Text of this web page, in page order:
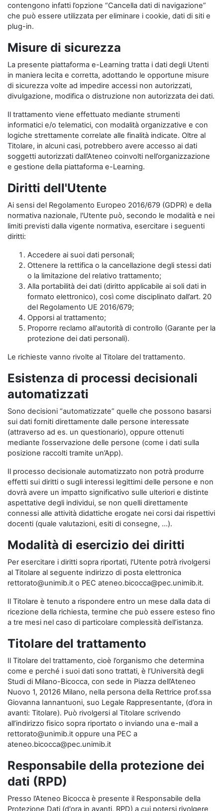
contengono infatti l’opzione “Cancella dati di navigazione”
che può essere utilizzata per eliminare i cookie, dati di siti e
plug-in.
Misure di sicurezza
La presente piattaforma e-Learning tratta i dati degli Utenti
in maniera lecita e corretta, adottando le opportune misure
di sicurezza volte ad impedire accessi non autorizzati,
divulgazione, modifica o distruzione non autorizzata dei dati.
Il trattamento viene effettuato mediante strumenti
informatici e/o telematici, con modalità organizzative e con
logiche strettamente correlate alle finalità indicate. Oltre al
Titolare, in alcuni casi, potrebbero avere accesso ai dati
soggetti autorizzati dall’Ateneo coinvolti nell’organizzazione
e gestione della piattaforma e-Learning.
Diritti dell'Utente
Ai sensi del Regolamento Europeo 2016/679 (GDPR) e della
normativa nazionale, l'Utente può, secondo le modalità e nei
limiti previsti dalla vigente normativa, esercitare i seguenti
diritti:
Accedere ai suoi dati personali;
Ottenere la rettifica o la cancellazione degli stessi dati
o la limitazione del relativo trattamento;
Alla portabilità dei dati (diritto applicabile ai soli dati in
formato elettronico), così come disciplinato dall’art. 20
del Regolamento UE 2016/679;
Opporsi al trattamento;
Proporre reclamo all'autorità di controllo (Garante per la
protezione dei dati personali).
Le richieste vanno rivolte al Titolare del trattamento.
Esistenza di processi decisionali
automatizzati
Sono decisioni “automatizzate” quelle che possono basarsi
sui dati forniti direttamente dalle persone interessate
(attraverso ad es. un questionario), oppure ottenuti
mediante l’osservazione delle persone (come i dati sulla
posizione raccolti tramite un’App).
Il processo decisionale automatizzato non potrà produrre
effetti sui diritti o sugli interessi legittimi delle persone e non
dovrà avere un impatto significativo sulle ulteriori e distinte
aspettative degli individui, se non quelli direttamente
connessi alle attività didattiche erogate nei corsi dai rispettivi
docenti (quale valutazioni, esiti di consegne, …).
Modalità di esercizio dei diritti
Per esercitare i diritti sopra riportati, l'Utente potrà rivolgersi
al Titolare al seguente indirizzo di posta elettronica
rettorato@unimib.it o PEC ateneo.bicocca@pec.unimib.it.
Il Titolare è tenuto a rispondere entro un mese dalla data di
ricezione della richiesta, termine che può essere esteso fino
a tre mesi nel caso di particolare complessità dell’istanza.
Titolare del trattamento
Il Titolare del trattamento, cioè l’organismo che determina
come e perché i suoi dati sono trattati, è l’Università degli
Studi di Milano-Bicocca, con sede in Piazza dell’Ateneo
Nuovo 1, 20126 Milano, nella persona della Rettrice prof.ssa
Giovanna Iannantuoni, suo Legale Rappresentante, (d’ora in
avanti: Titolare). Può rivolgersi al Titolare scrivendo
all’indirizzo fisico sopra riportato o inviando una e-mail a
rettorato@unimib.it oppure una PEC a
ateneo.bicocca@pec.unimib.it
Responsabile della protezione dei
dati (RPD)
Presso l’Ateneo Bicocca è presente il Responsabile della
Protezione Dati (d'ora in avanti, RPD) a cui potersi rivolgere